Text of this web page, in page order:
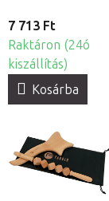
7 713 Ft
Raktáron (24ó
kiszállítás)
Kosárba